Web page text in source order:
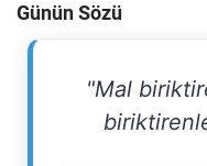
Günün Sözü
"Mal